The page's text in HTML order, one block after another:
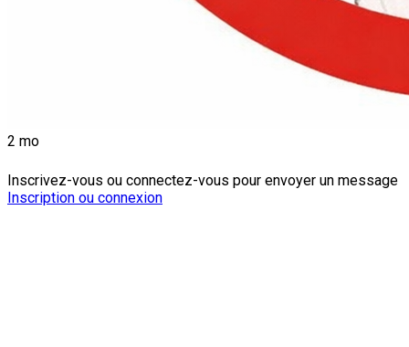
2 mo
Inscrivez-vous ou connectez-vous pour envoyer un message
Inscription ou connexion